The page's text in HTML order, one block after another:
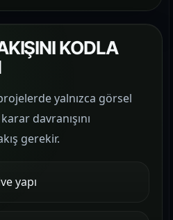
KODLA
yalnızca görsel
davranışını
gerekir.
yapı